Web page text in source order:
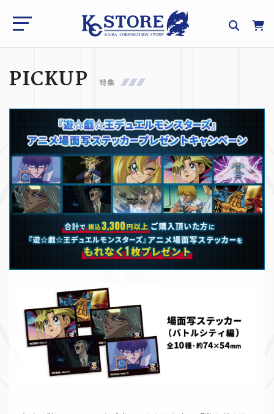
PICKUP 特集